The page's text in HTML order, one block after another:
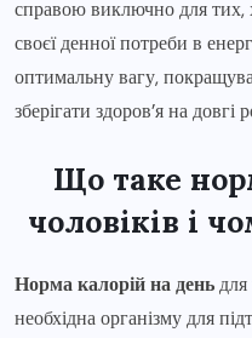
справою виключно для тих,
своєї денної потреби в
оптимальну вагу,
зберігати здоров’я на довгі
Що таке
чоловіків і
Норма калорій на деньдля
необхідна організму для